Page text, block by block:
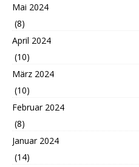
Mai 2024
(8)
April 2024
(10)
März 2024
(10)
Februar 2024
(8)
Januar 2024
(14)